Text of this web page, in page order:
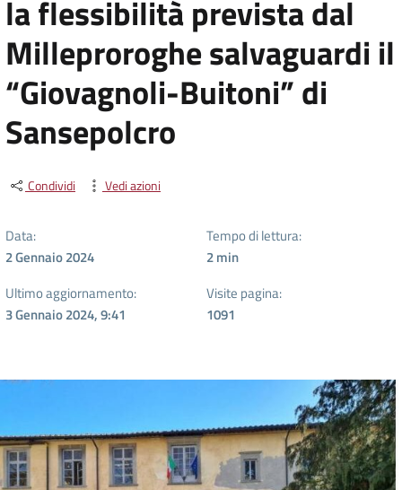
la flessibilità prevista dal
Milleproroghe salvaguardi il
“Giovagnoli-Buitoni” di
Sansepolcro
Condividi Vedi azioni
Data:
2 Gennaio 2024
Tempo di lettura:
2min
Ultimo aggiornamento:
3 Gennaio 2024, 9:41
Visite pagina:
1091